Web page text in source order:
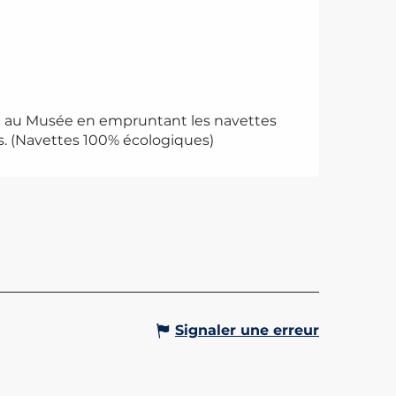
au Musée en empruntant les navettes
(Navettes 100% écologiques)
Signaler une erreur